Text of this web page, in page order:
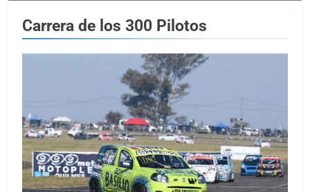
Carrera de los 300 Pilotos